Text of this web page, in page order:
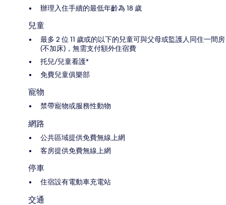
辦理入住手續的最低年齡為 18 歲
兒童
最多 2 位 11 歲或的以下的兒童可與父母或監護人同住一間房
(不加床)，無需支付額外住宿費
托兒/兒童看護*
免費兒童俱樂部
寵物
禁帶寵物或服務性動物
網路
公共區域提供免費無線上網
客房提供免費無線上網
停車
住宿設有電動車充電站
交通